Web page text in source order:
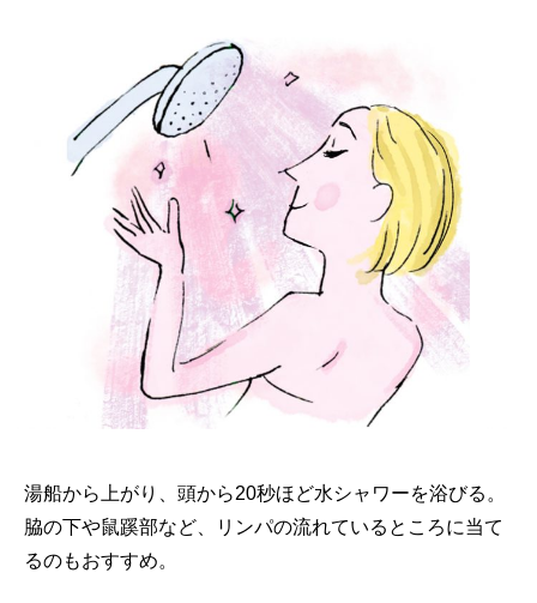
湯船から上がり、頭から20秒ほど水シャワーを浴びる。
脇の下や鼠蹊部など、リンパの流れているところに当て
るのもおすすめ。